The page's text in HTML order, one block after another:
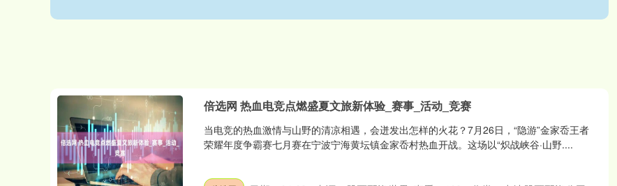
倍选网 热血电竞点燃盛夏文旅新体验_赛事_活动_竞赛
当电竞的热血激情与山野的清凉相遇，会迸发出怎样的火花？7月26日，“隐游”金家岙王者
荣耀年度争霸赛七月赛在宁波宁海黄坛镇金家岙村热血开战。这场以“炽战峡谷·山野....